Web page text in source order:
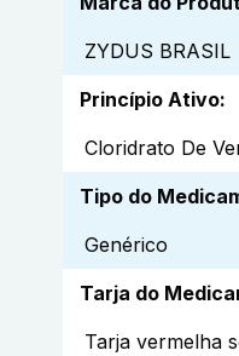
ZYDUS BRASIL
Princípio Ativo:
Cloridrato De
Tipo do
Genérico
Tarja do
Tarja vermelha